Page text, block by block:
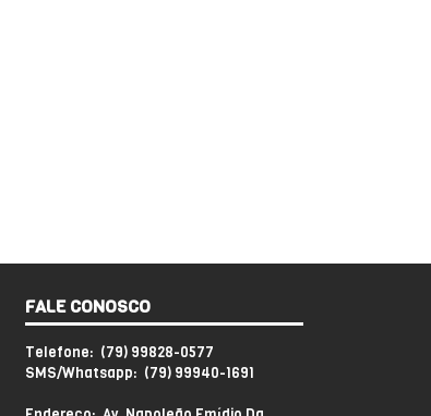
FALE CONOSCO
Telefone: (79) 99828-0577
SMS/Whatsapp: (79) 99940-1691